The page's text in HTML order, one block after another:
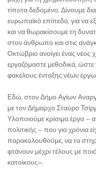
τίποτα δεδομένο. Δίνουμε
ευρωπαϊκό επίπεδο, για να
και να θωρακίσουμε τη
στον άνθρωπο και στις
Οκτώβριο ανοίγει ένας νέος
εργαζόμαστε μεθοδικά, ώστε
φακέλους ένταξης νέων
Εδώ, στον Δήμο Αγίων
με τον Δήμαρχο Σταύρο
Υλοποιούμε κρίσιμα έργα –
πολιτικής – που για χρόνια
παρακολουθούμε, να τα
φτάνουν μέχρι τέλους με
κατοίκους».